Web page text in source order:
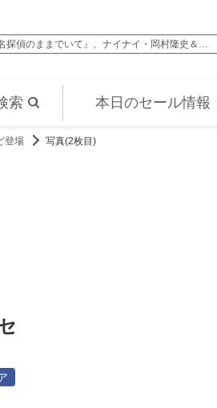
勝はBEAST X・東城りお！ オーラス大混戦も…
索 本日のセール情報
登場 写真(2枚目)